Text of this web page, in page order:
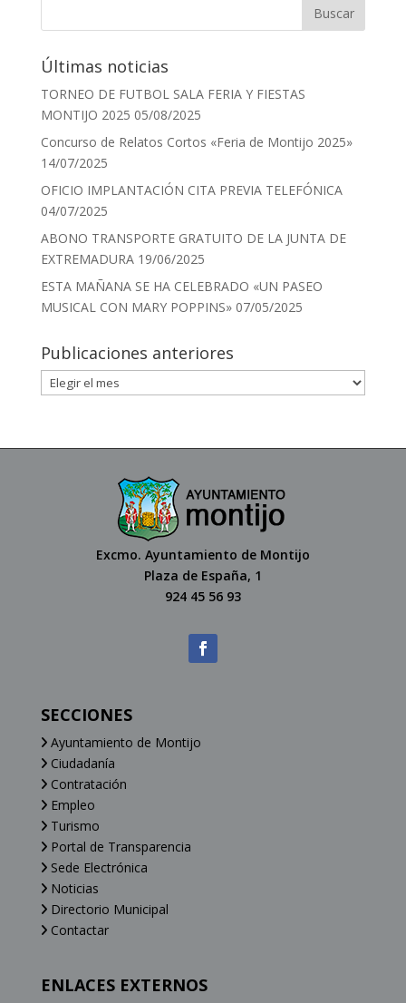
Últimas noticias
TORNEO DE FUTBOL SALA FERIA Y FIESTAS
MONTIJO 2025 05/08/2025
Concurso de Relatos Cortos «Feria de Montijo 2025»
14/07/2025
OFICIO IMPLANTACIÓN CITA PREVIA TELEFÓNICA
04/07/2025
ABONO TRANSPORTE GRATUITO DE LA JUNTA DE
EXTREMADURA 19/06/2025
ESTA MAÑANA SE HA CELEBRADO «UN PASEO
MUSICAL CON MARY POPPINS» 07/05/2025
Publicaciones anteriores
Excmo. Ayuntamiento de Montijo
Plaza de España, 1
924 45 56 93
SECCIONES
Ayuntamiento de Montijo
Ciudadanía
Contratación
Empleo
Turismo
Portal de Transparencia
Sede Electrónica
Noticias
Directorio Municipal
Contactar
ENLACES EXTERNOS